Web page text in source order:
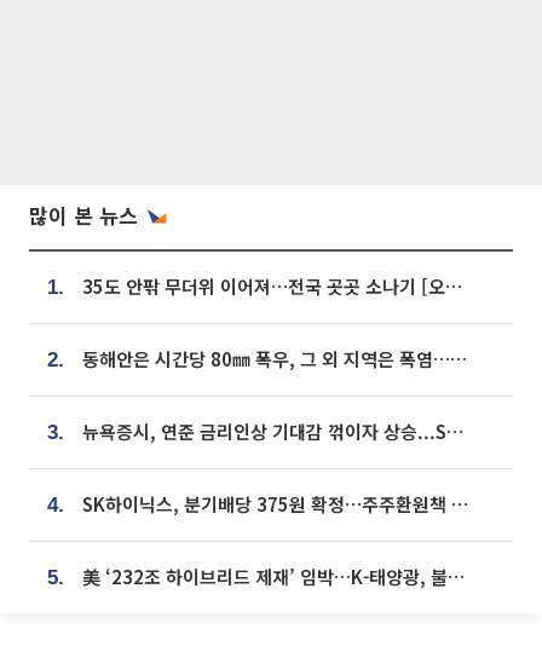
많이 본 뉴스
1. 35도 안팎 무더위 이어져…전국 곳곳 소나기 [오늘 날씨]
2. 동해안은 시간당 80㎜ 폭우, 그 외 지역은 폭염…‘극과 극 날씨’
3. 뉴욕증시, 연준 금리인상 기대감 꺾이자 상승...S&P500 사상 최고치 [종합]
4. SK하이닉스, 분기배당 375원 확정…주주환원책 9월로 앞당겨 발표
5. 美 ‘232조 하이브리드 제재’ 임박…K-태양광, 불확실성 털고 날개 다나